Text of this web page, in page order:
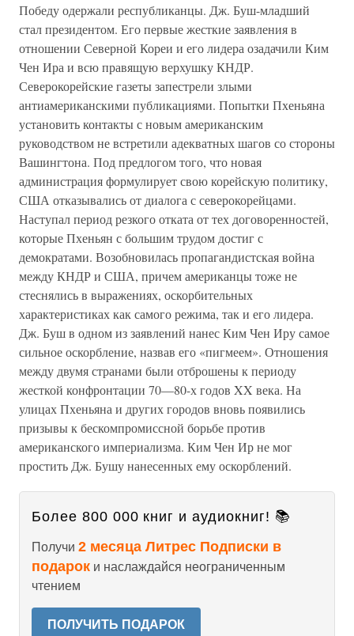
Победу одержали республиканцы. Дж. Буш-младший
стал президентом. Его первые жесткие заявления в
отношении Северной Кореи и его лидера озадачили Ким
Чен Ира и всю правящую верхушку КНДР.
Северокорейские газеты запестрели злыми
антиамериканскими публикациями. Попытки Пхеньяна
установить контакты с новым американским
руководством не встретили адекватных шагов со стороны
Вашингтона. Под предлогом того, что новая
администрация формулирует свою корейскую политику,
США отказывались от диалога с северокорейцами.
Наступал период резкого отката от тех договоренностей,
которые Пхеньян с большим трудом достиг с
демократами. Возобновилась пропагандистская война
между КНДР и США, причем американцы тоже не
стеснялись в выражениях, оскорбительных
характеристиках как самого режима, так и его лидера.
Дж. Буш в одном из заявлений нанес Ким Чен Иру самое
сильное оскорбление, назвав его «пигмеем». Отношения
между двумя странами были отброшены к периоду
жесткой конфронтации 70—80-х годов XX века. На
улицах Пхеньяна и других городов вновь появились
призывы к бескомпромиссной борьбе против
американского империализма. Ким Чен Ир не мог
простить Дж. Бушу нанесенных ему оскорблений.
Более 800 000 книг и аудиокниг! 📚
Получи 2 месяца Литрес Подписки в
подарок и наслаждайся неограниченным
чтением
ПОЛУЧИТЬ ПОДАРОК